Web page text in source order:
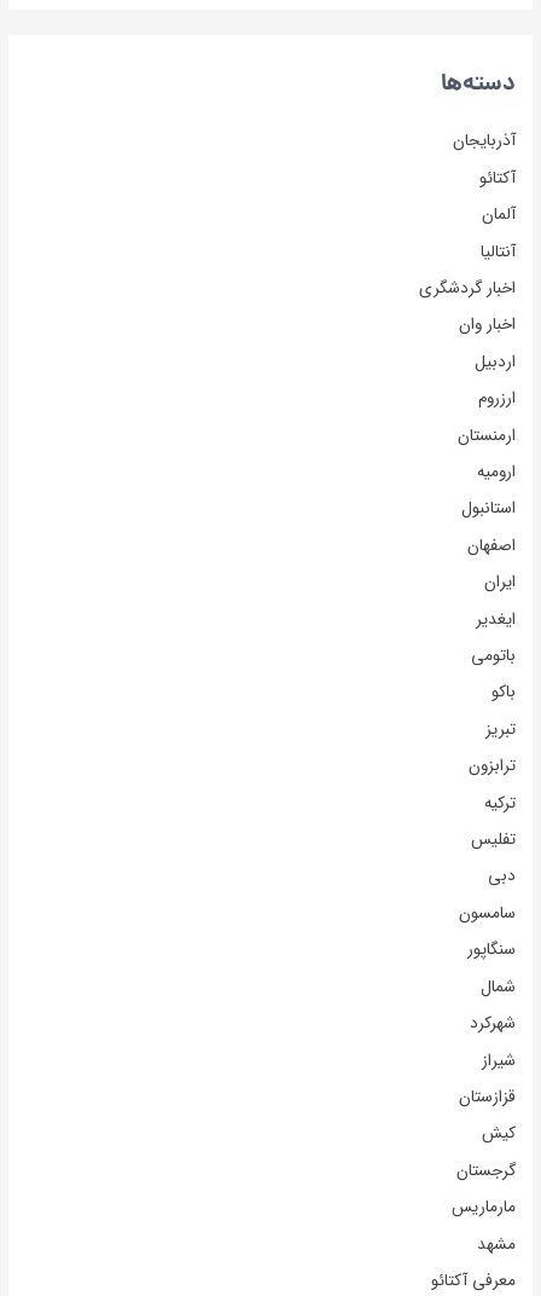
دسته‌ها
آذربایجان
آکتائو
آلمان
آنتالیا
اخبار گردشگری
اخبار وان
اردبیل
ارزروم
ارمنستان
ارومیه
استانبول
اصفهان
ایران
ایغدیر
باتومی
باکو
تبریز
ترابزون
ترکیه
تفلیس
دبی
سامسون
سنگاپور
شمال
شهرکرد
شیراز
قزازستان
کیش
گرجستان
مارماریس
مشهد
معرفی آکتائو